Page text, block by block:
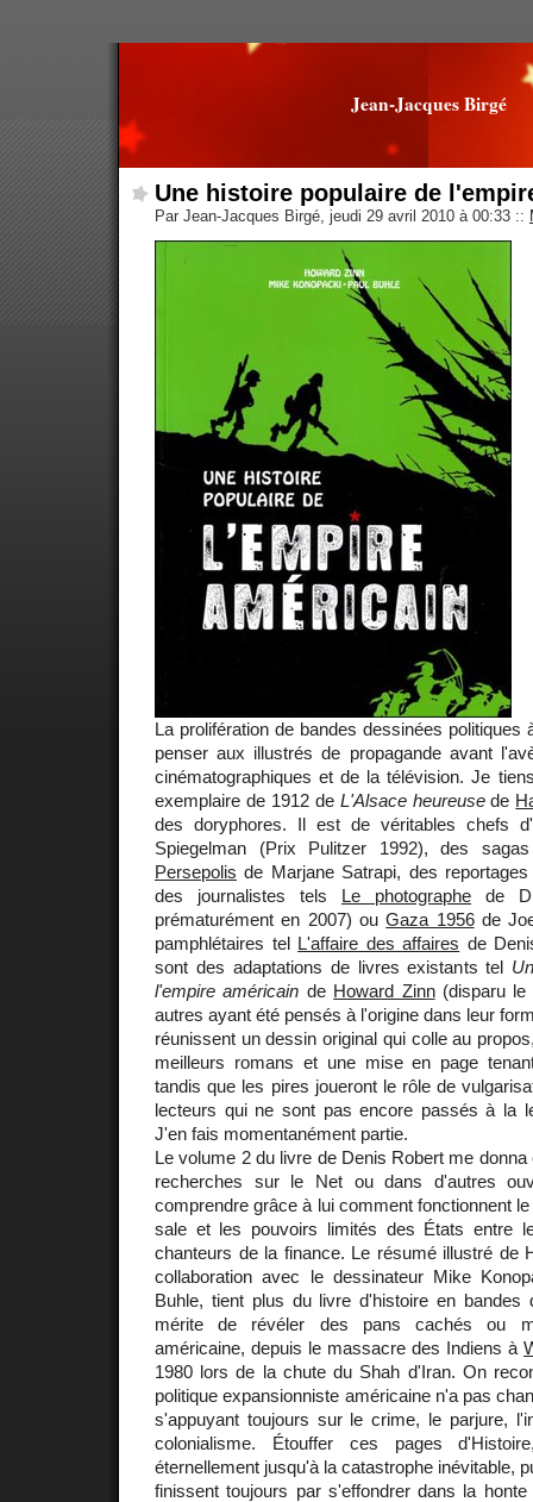
Jean-Jacques Birgé
Une histoire populaire de
Par Jean-Jacques Birgé, jeudi 29 avril 2010 à 00:33 ::
La prolifération de bandes dessinées politiques
penser aux illustrés de propagande avant
cinématographiques et de la télévision. Je
exemplaire de 1912 de L'Alsace heureusede
des doryphores. Il est de véritables chefs
Spiegelman (Prix Pulitzer 1992), des sagas
Persepolis de Marjane Satrapi, des
des journalistes tels Le photographe de
prématurément en 2007) ouGaza 1956de
pamphlétaires tel L'affaire des affaires de
sont des adaptations de livres existants tel
l'empire américain de Howard Zinn(disparu le
autres ayant été pensés à l'origine dans leur
réunissent un dessin original qui colle au
meilleurs romans et une mise en page
tandis que les pires joueront le rôle de
lecteurs qui ne sont pas encore passés à la
J'en fais momentanément partie.
Le volume 2 du livre de Denis Robert me
recherches sur le Net ou dans d'autres
comprendre grâce à lui comment fonctionnent
sale et les pouvoirs limités des États entre
chanteurs de la finance. Le résumé illustré de
collaboration avec le dessinateur Mike
Buhle, tient plus du livre d'histoire en
mérite de révéler des pans cachés ou
américaine, depuis le massacre des Indiens à
1980 lors de la chute du Shah d'Iran. On
politique expansionniste américaine n'a pas
s'appuyant toujours sur le crime, le parjure,
colonialisme. Étouffer ces pages
éternellement jusqu'à la catastrophe inévitable,
finissent toujours par s'effondrer dans la